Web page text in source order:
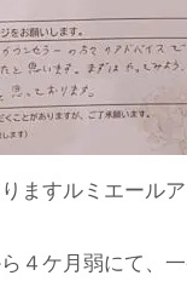
すルミエールア
４ケ月弱にて、